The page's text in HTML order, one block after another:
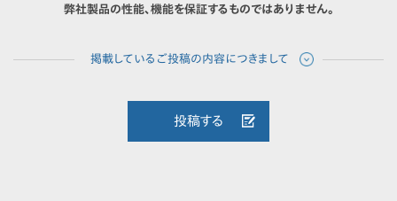
弊社製品の性能、機能を保証するものではありません。
投稿する